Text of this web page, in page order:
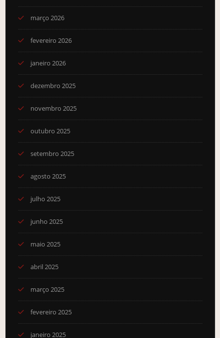
março 2026
fevereiro 2026
janeiro 2026
dezembro 2025
novembro 2025
outubro 2025
setembro 2025
agosto 2025
julho 2025
junho 2025
maio 2025
abril 2025
março 2025
fevereiro 2025
janeiro 2025